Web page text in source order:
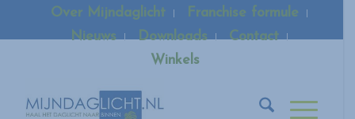
Over Mijndaglicht
Franchise formule
Nieuws
Downloads
Contact
Winkels